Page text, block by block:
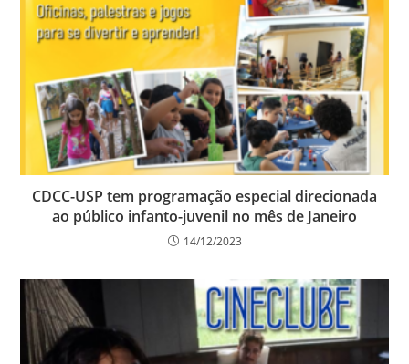
CDCC-USP tem programação especial direcionada
ao público infanto-juvenil no mês de Janeiro
14/12/2023